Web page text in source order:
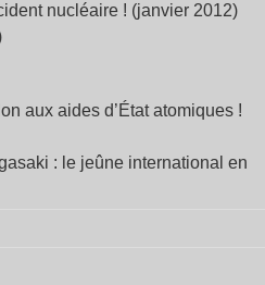
nucléaire ! (janvier 2012)
aux aides d’État atomiques !
: le jeûne international en